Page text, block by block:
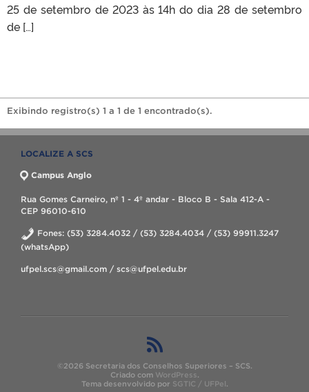
25 de setembro de 2023 às 14h do dia 28 de setembro
de […]
Exibindo registro(s) 1 a 1 de 1 encontrado(s).
LOCALIZE A SCS
Campus Anglo
Rua Gomes Carneiro, nº 1 - 4º andar - Bloco B - Sala 412-A -
CEP 96010-610
Fones: (53) 3284.4032 / (53) 3284.4034 / (53) 99911.3247
(whatsApp)
ufpel.scs@gmail.com / scs@ufpel.edu.br
©2026 Secretaria dos Conselhos Superiores – SCS.
Criado com WordPress.
Tema desenvolvido por SGTIC / UFPel.